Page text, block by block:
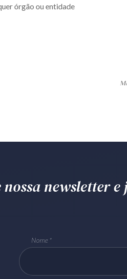
órgão ou entidade
nossa newsletter
Nome